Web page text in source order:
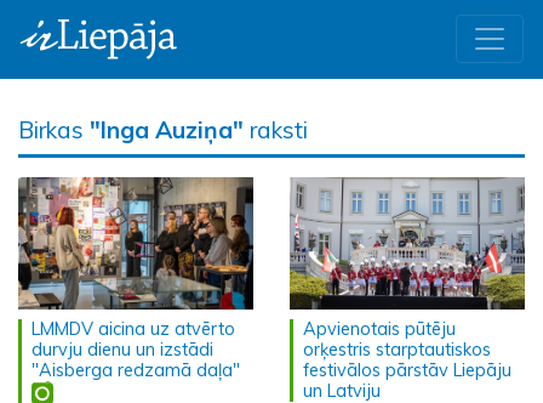
Birkas "Inga Auziņa" raksti
LMMDV aicina uz atvērto
durvju dienu un izstādi
"Aisberga redzamā daļa"
Apvienotais pūtēju
orķestris starptautiskos
festivālos pārstāv Liepāju
un Latviju